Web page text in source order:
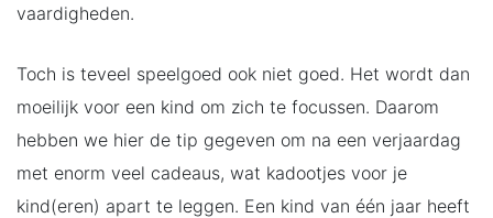
vaardigheden.
Toch is teveel speelgoed ook niet goed. Het wordt dan
moeilijk voor een kind om zich te focussen. Daarom
hebben we hier de tip gegeven om na een verjaardag
met enorm veel cadeaus, wat kadootjes voor je
kind(eren) apart te leggen. Een kind van één jaar heeft